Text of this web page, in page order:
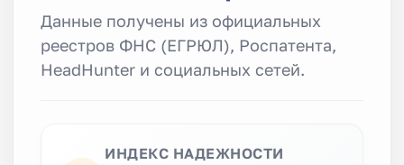
Данные получены из официальных
реестров ФНС (ЕГРЮЛ), Роспатента,
HeadHunter и социальных сетей.
ИНДЕКС НАДЕЖНОСТИ